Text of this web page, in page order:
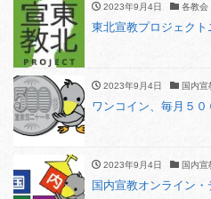
2023年9月4日 各教会
東北宣教プロジェク
2023年9月4日 国内宣
ワンコイン、毎月５０
2023年9月4日 国内宣
国内宣教オンライン